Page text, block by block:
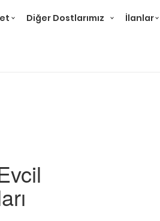
Diğer Dostlarımız İlanlar